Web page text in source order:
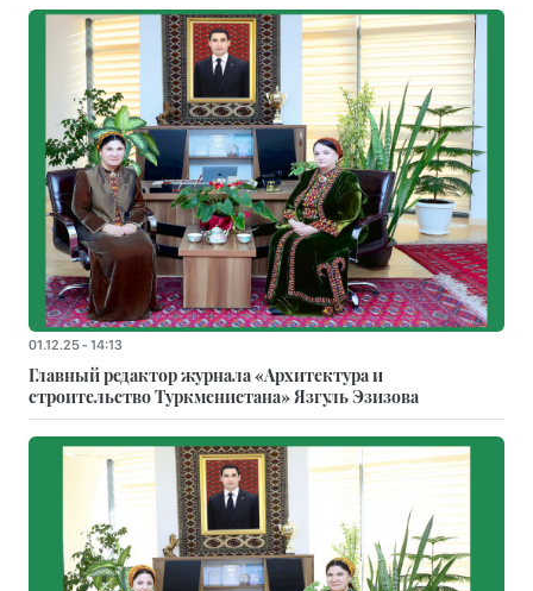
01.12.25 - 14:13
Главный редактор журнала «Архитектура и
строительство Туркменистана» Язгуль Эзизова